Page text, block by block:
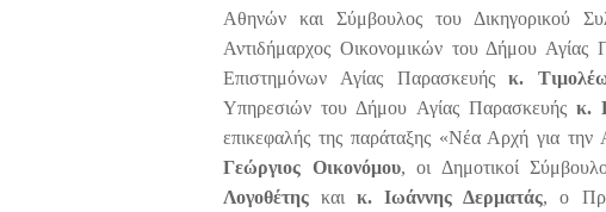
Αθηνών και Σύμβουλος του Δικηγορικού
Αντιδήμαρχος Οικονομικών του Δήμου
Επιστημόνων Αγίας Παρασκευήςκ.
Υπηρεσιών του Δήμου Αγίας Παρασκευής κ.
επικεφαλής της παράταξης «Νέα Αρχή για
Γεώργιος Οικονόμου, οι Δημοτικοί
Λογοθέτης καικ. Ιωάννης Δερματάς, ο